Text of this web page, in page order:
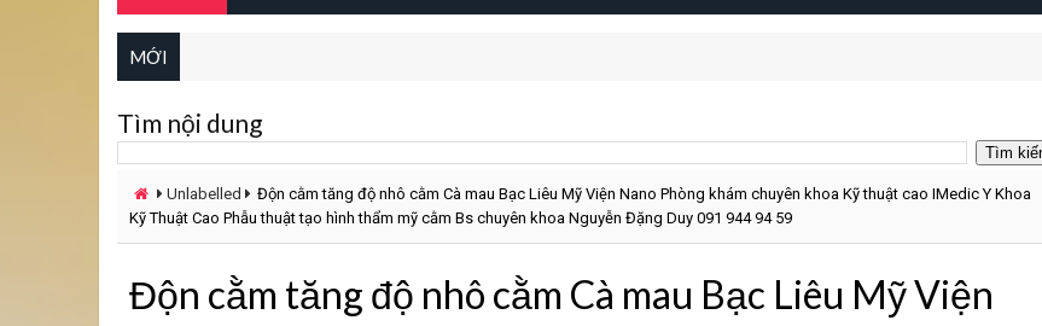
MỚI
Tìm nội dung
Unlabelled
Độn cằm tăng độ nhô cằm Cà mau Bạc Liêu Mỹ Viện Nano Phòng khám chuyên khoa Kỹ thuật cao IMedic Y Khoa
Kỹ Thuật Cao Phẫu thuật tạo hình thẩm mỹ cằm Bs chuyên khoa Nguyễn Đặng Duy 091 944 94 59
Độn cằm tăng độ nhô cằm Cà mau Bạc Liêu Mỹ Viện